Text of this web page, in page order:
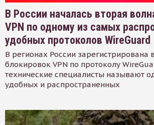
В России началась вторая
VPN по одному из самых
удобных протоколов WireGuard
В регионах России зарегистрирована
блокировок VPN по протоколу
технические специалисты называют
удобных и распространенных